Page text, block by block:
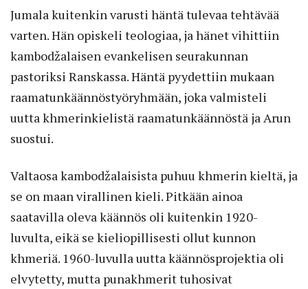
Jumala kuitenkin varusti häntä tulevaa tehtävää
varten. Hän opiskeli teologiaa, ja hänet vihittiin
kambodžalaisen evankelisen seurakunnan
pastoriksi Ranskassa. Häntä pyydettiin mukaan
raamatunkäännöstyöryhmään, joka valmisteli
uutta khmerinkielistä raamatunkäännöstä ja Arun
suostui.
Valtaosa kambodžalaisista puhuu khmerin kieltä, ja
se on maan virallinen kieli. Pitkään ainoa
saatavilla oleva käännös oli kuitenkin 1920-
luvulta, eikä se kieliopillisesti ollut kunnon
khmeriä. 1960-luvulla uutta käännösprojektia oli
elvytetty, mutta punakhmerit tuhosivat